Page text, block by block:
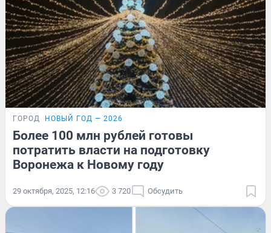
ГОРОД НОВЫЙ ГОД — 2026
Более 100 млн рублей готовы
потратить власти на подготовку
Воронежа к Новому году
29 октября, 2025, 12:16 3 720 Обсудить